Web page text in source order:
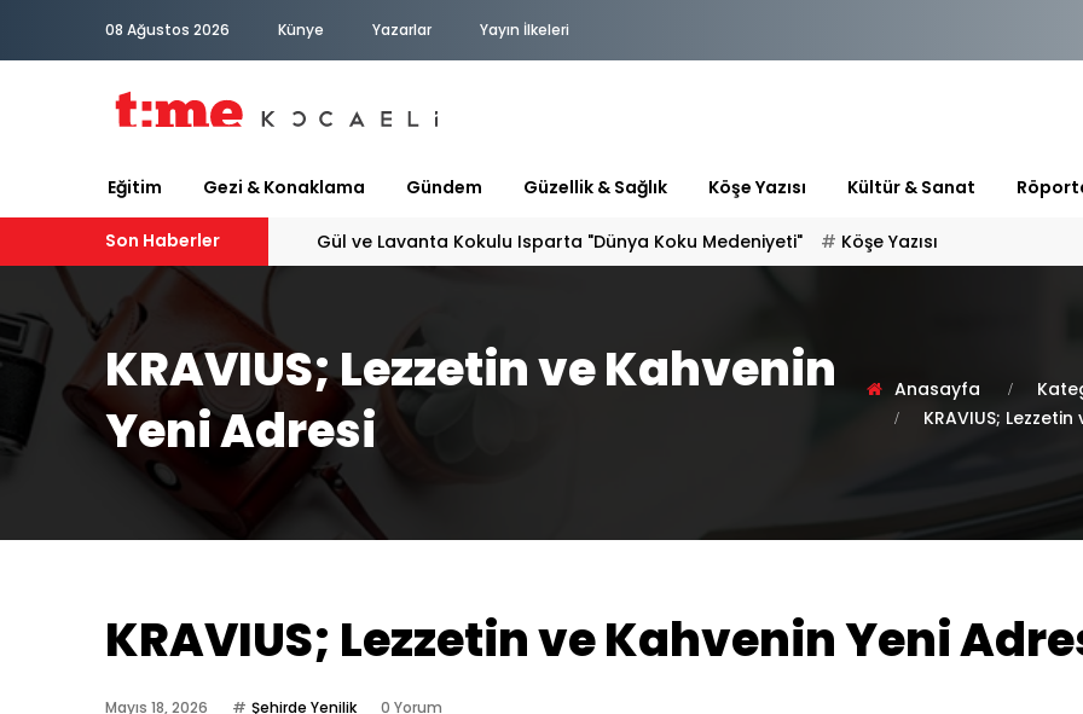
08 Ağustos 2026 Künye Yazarlar Yayın İlkeleri
Eğitim Gezi & Konaklama Gündem Güzellik & Sağlık Köşe Yazısı Kültür & Sanat
Son Haberler PATİLİ DOSTA HAYATIMIZA "HOŞ GELDİN" DİYORSAK
KRAVIUS; Lezzetin ve Kahvenin
Yeni Adresi
Anasayfa
KRAVIUS;
KRAVIUS; Lezzetin ve Kahvenin Yeni
Mayıs 18, 2026 Şehirde Yenilik 0 Yorum